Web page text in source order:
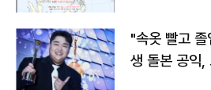
"속옷 빨고
생 돌본 공익,